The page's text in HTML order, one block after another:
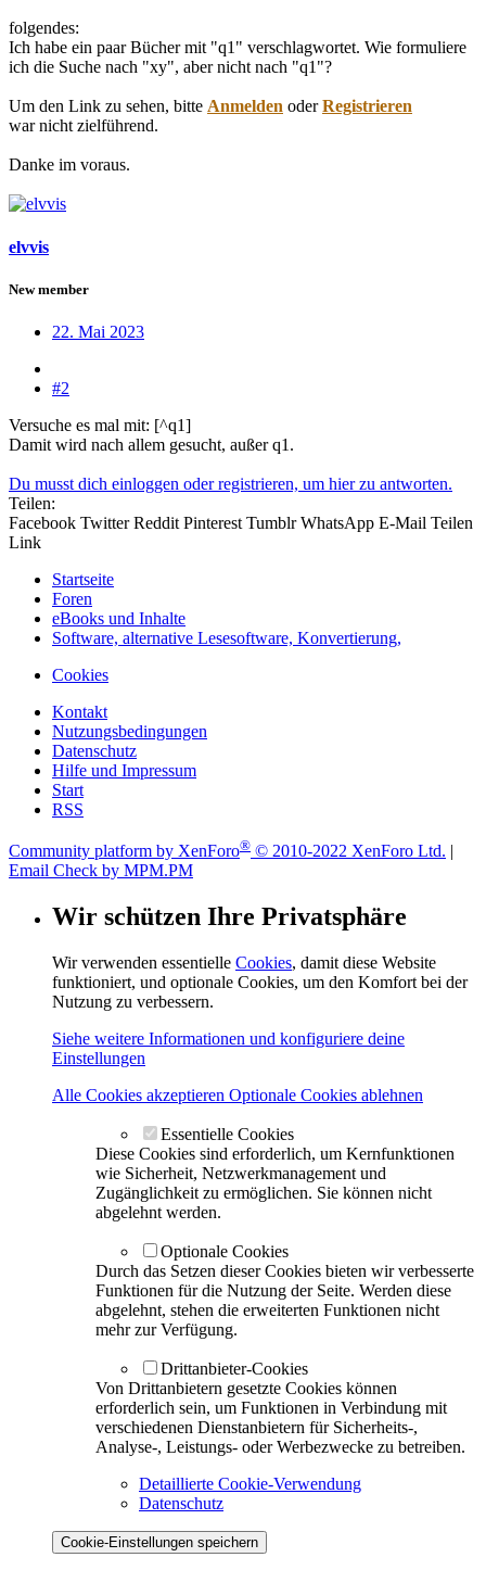
folgendes:
Ich habe ein paar Bücher mit "q1" verschlagwortet. Wie formuliere
ich die Suche nach "xy", aber nicht nach "q1"?
Um den Link zu sehen, bitte Anmelden oderRegistrieren
war nicht zielführend.
Danke im voraus.
elvvis
New member
22. Mai 2023
#2
Versuche es mal mit: [^q1]
Damit wird nach allem gesucht, außer q1.
Du musst dich einloggen oder registrieren, um hier zu antworten.
Teilen:
Facebook Twitter Reddit Pinterest Tumblr WhatsApp E-Mail Teilen
Link
Startseite
Foren
eBooks und Inhalte
Software, alternative Lesesoftware, Konvertierung,
Cookies
Kontakt
Nutzungsbedingungen
Datenschutz
Hilfe und Impressum
Start
RSS
Community platform by XenForo® © 2010-2022 XenForo Ltd. |
Email Check by MPM.PM
Wir schützen Ihre Privatsphäre
Wir verwenden essentielle Cookies, damit diese Website
funktioniert, und optionale Cookies, um den Komfort bei der
Nutzung zu verbessern.
Siehe weitere Informationen und konfiguriere deine
Einstellungen
Alle Cookies akzeptieren Optionale Cookies ablehnen
Essentielle Cookies
Diese Cookies sind erforderlich, um Kernfunktionen
wie Sicherheit, Netzwerkmanagement und
Zugänglichkeit zu ermöglichen. Sie können nicht
abgelehnt werden.
Optionale Cookies
Durch das Setzen dieser Cookies bieten wir verbesserte
Funktionen für die Nutzung der Seite. Werden diese
abgelehnt, stehen die erweiterten Funktionen nicht
mehr zur Verfügung.
Drittanbieter-Cookies
Von Drittanbietern gesetzte Cookies können
erforderlich sein, um Funktionen in Verbindung mit
verschiedenen Dienstanbietern für Sicherheits-,
Analyse-, Leistungs- oder Werbezwecke zu betreiben.
Detaillierte Cookie-Verwendung
Datenschutz
Cookie-Einstellungen speichern